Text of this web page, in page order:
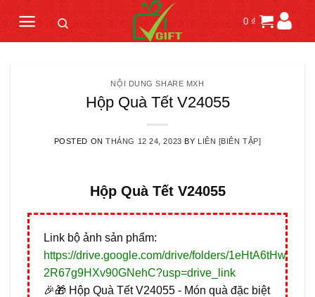
content
0 ₫
NỘI DUNG SHARE MXH
Hộp Quà Tết V24055
POSTED ONTHÁNG 12 24, 2023 BY LIÊN [BIÊN TẬP]
Hộp Quà Tết V24055
Link bộ ảnh sản phẩm:
https://drive.google.com/drive/folders/
2R67g9HXv90GNehC?usp=drive_link
🎉🎁 Hộp Quà Tết V24055 - Món quà đặc biệt